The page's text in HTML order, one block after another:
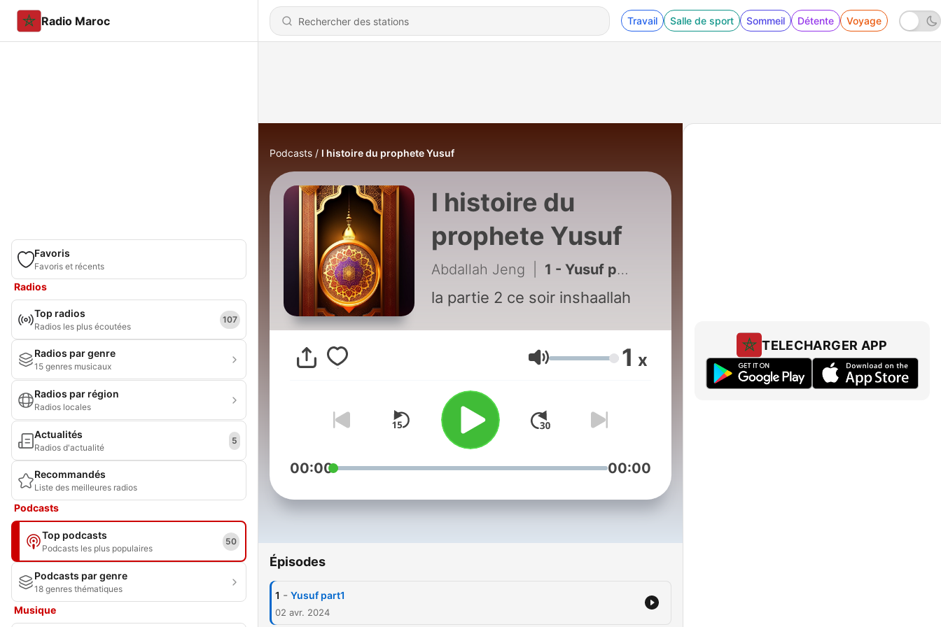
Radio Maroc Travail Salle de sport Sommeil Détente Voyage
Favoris
Favoris et récents
Radios
Top radios
Radios les plus écoutées
107
Radios par genre
15 genres musicaux
Radios par région
Radios locales
Actualités
Radios d'actualité
5
Recommandés
Liste des meilleures radios
Podcasts
Top podcasts
Podcasts les plus populaires
50
Podcasts par genre
18 genres thématiques
Musique
Podcasts l histoire du prophete Yusuf
l histoire du
prophete Yusuf
Abdallah Jeng 1 - Yusuf part1
la partie 2 ce soir inshaallah
Volume 1 x
00:00 00:00
Épisodes
1 - Yusuf part1
02 avr. 2024
TELECHARGER APP